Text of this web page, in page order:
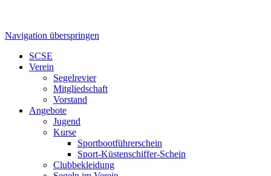
Navigation überspringen
SCSE
Verein
Segelrevier
Mitgliedschaft
Vorstand
Angebote
Jugend
Kurse
Sportbootführerschein
Sport-Küstenschiffer-Schein
Clubbekleidung